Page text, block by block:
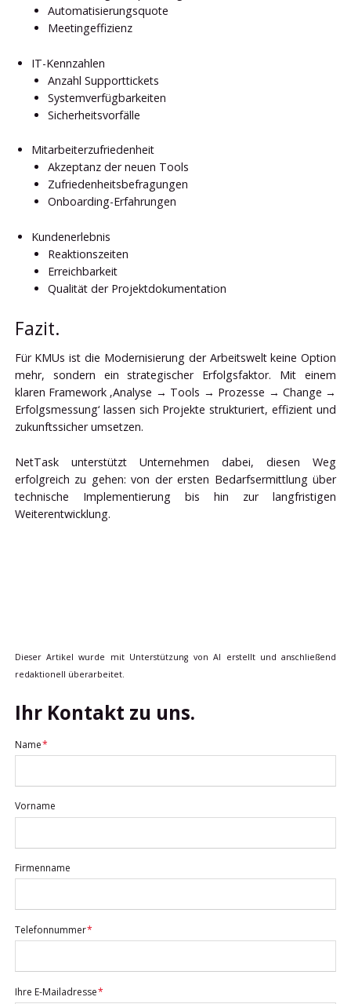
Automatisierungsquote
Meetingeffizienz
IT-Kennzahlen
Anzahl Supporttickets
Systemverfügbarkeiten
Sicherheitsvorfälle
Mitarbeiterzufriedenheit
Akzeptanz der neuen Tools
Zufriedenheitsbefragungen
Onboarding-Erfahrungen
Kundenerlebnis
Reaktionszeiten
Erreichbarkeit
Qualität der Projektdokumentation
Fazit.
Für KMUs ist die Modernisierung der Arbeitswelt keine Option
mehr, sondern ein strategischer Erfolgsfaktor. Mit einem
klaren Framework ‚Analyse → Tools → Prozesse → Change →
Erfolgsmessung‘ lassen sich Projekte strukturiert, effizient und
zukunftssicher umsetzen.
NetTask unterstützt Unternehmen dabei, diesen Weg
erfolgreich zu gehen: von der ersten Bedarfsermittlung über
technische Implementierung bis hin zur langfristigen
Weiterentwicklung.
Dieser Artikel wurde mit Unterstützung von AI erstellt und anschließend
redaktionell überarbeitet.
Ihr Kontakt zu uns.
Pflichtfeld
Name*
Vorname
Firmenname
Pflichtfeld
Telefonnummer*
Pflichtfeld
Ihre E-Mailadresse*